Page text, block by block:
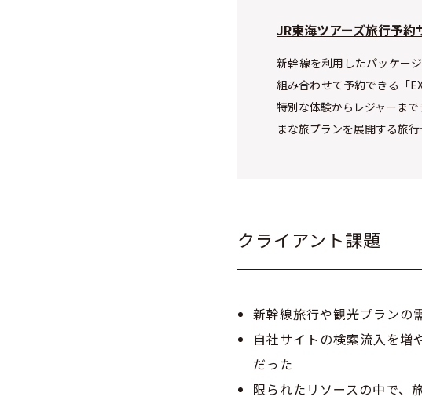
JR東海ツアーズ旅行予約
新幹線を利用したパッケー
組み合わせて予約できる「
特別な体験からレジャーま
まな旅プランを展開する旅行
クライアント課題
新幹線旅行や観光プランの
自社サイトの検索流入を増
だった
限られたリソースの中で、